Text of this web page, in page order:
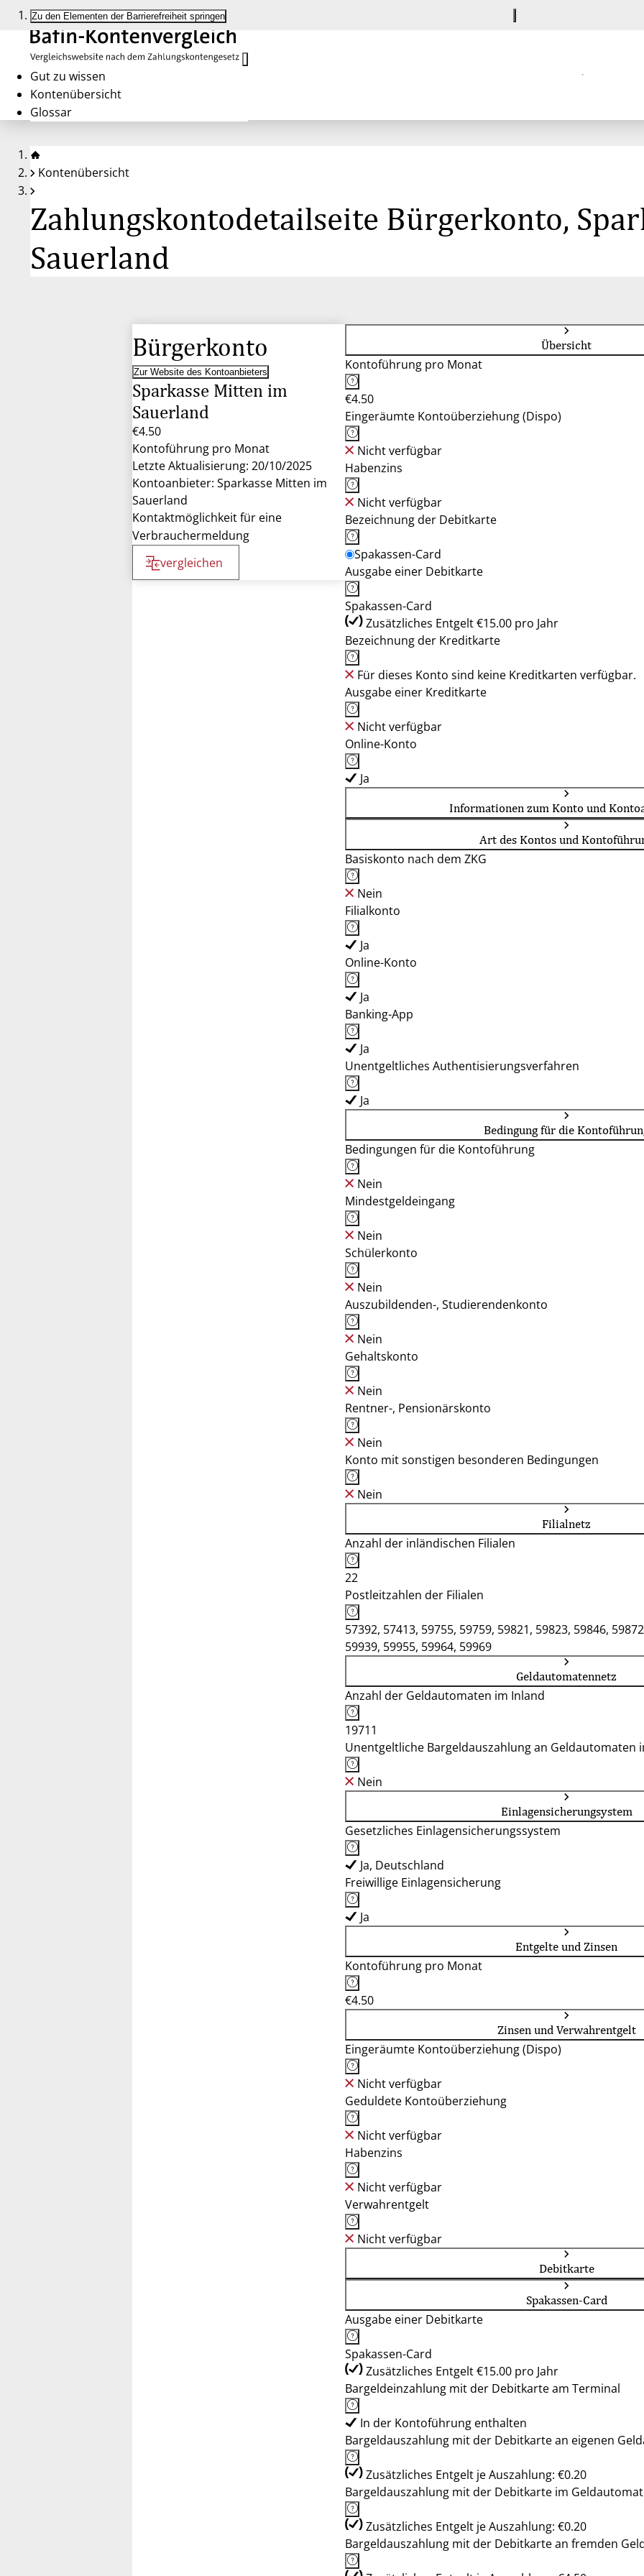
Zu den Elementen der Barrierefreiheit springen
Gut zu wissen
Kontenübersicht
Glossar
Kontenübersicht
Zahlungskontodetailseite Bürgerkonto,
Sauerland
Bürgerkonto
Zur Website des Kontoanbieters
Sparkasse Mitten im
Sauerland
€4.50
Kontoführung pro Monat
Letzte Aktualisierung: 20/10/2025
Kontoanbieter: Sparkasse Mitten im
Sauerland
Kontaktmöglichkeit für eine
Verbrauchermeldung
vergleichen
Übersicht
Kontoführung pro Monat
€4.50
Eingeräumte Kontoüberziehung (Dispo)
Nicht verfügbar
Habenzins
Nicht verfügbar
Bezeichnung der Debitkarte
Spakassen-Card
Ausgabe einer Debitkarte
Spakassen-Card
Zusätzliches Entgelt €15.00 pro Jahr
Bezeichnung der Kreditkarte
Für dieses Konto sind keine Kreditkarten verfügbar.
Ausgabe einer Kreditkarte
Nicht verfügbar
Online-Konto
Ja
Informationen zum Konto und
Art des Kontos und
Basiskonto nach dem ZKG
Nein
Filialkonto
Ja
Online-Konto
Ja
Banking-App
Ja
Unentgeltliches Authentisierungsverfahren
Ja
Bedingung für die
Bedingungen für die Kontoführung
Nein
Mindestgeldeingang
Nein
Schülerkonto
Nein
Auszubildenden-, Studierendenkonto
Nein
Gehaltskonto
Nein
Rentner-, Pensionärskonto
Nein
Konto mit sonstigen besonderen Bedingungen
Nein
Filialnetz
Anzahl der inländischen Filialen
22
Postleitzahlen der Filialen
57392, 57413, 59755, 59759, 59821, 59823, 59846,
59939, 59955, 59964, 59969
Geldautomatennetz
Anzahl der Geldautomaten im Inland
19711
Unentgeltliche Bargeldauszahlung an Geldautomaten
Nein
Einlagensicherungsystem
Gesetzliches Einlagensicherungssystem
Ja, Deutschland
Freiwillige Einlagensicherung
Ja
Entgelte und Zinsen
Kontoführung pro Monat
€4.50
Zinsen und Verwahrentgelt
Eingeräumte Kontoüberziehung (Dispo)
Nicht verfügbar
Geduldete Kontoüberziehung
Nicht verfügbar
Habenzins
Nicht verfügbar
Verwahrentgelt
Nicht verfügbar
Debitkarte
Spakassen-Card
Ausgabe einer Debitkarte
Spakassen-Card
Zusätzliches Entgelt €15.00 pro Jahr
Bargeldeinzahlung mit der Debitkarte am Terminal
In der Kontoführung enthalten
Bargeldauszahlung mit der Debitkarte an eigenen
Zusätzliches Entgelt je Auszahlung: €0.20
Bargeldauszahlung mit der Debitkarte im
Zusätzliches Entgelt je Auszahlung: €0.20
Bargeldauszahlung mit der Debitkarte an fremden